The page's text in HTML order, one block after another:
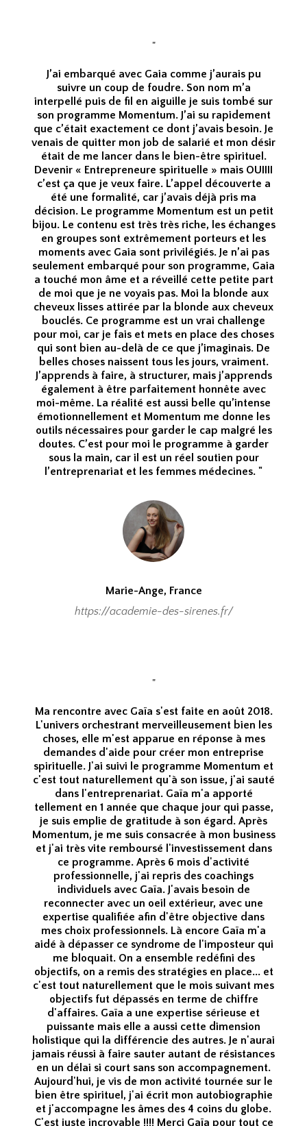
"
J’ai embarqué avec Gaia comme j’aurais pu
suivre un coup de foudre. Son nom m’a
interpellé puis de fil en aiguille je suis tombé sur
son programme Momentum. J’ai su rapidement
que c’était exactement ce dont j’avais besoin. Je
venais de quitter mon job de salarié et mon désir
était de me lancer dans le bien-être spirituel.
Devenir « Entrepreneure spirituelle » mais OUIIII
c’est ça que je veux faire. L’appel découverte a
été une formalité, car j’avais déjà pris ma
décision. Le programme Momentum est un petit
bijou. Le contenu est très très riche, les échanges
en groupes sont extrêmement porteurs et les
moments avec Gaia sont privilégiés. Je n’ai pas
seulement embarqué pour son programme, Gaia
a touché mon âme et a réveillé cette petite part
de moi que je ne voyais pas. Moi la blonde aux
cheveux lisses attirée par la blonde aux cheveux
bouclés. Ce programme est un vrai challenge
pour moi, car je fais et mets en place des choses
qui sont bien au-delà de ce que j’imaginais. De
belles choses naissent tous les jours, vraiment.
J’apprends à faire, à structurer, mais j’apprends
également à être parfaitement honnête avec
moi-même. La réalité est aussi belle qu’intense
émotionnellement et Momentum me donne les
outils nécessaires pour garder le cap malgré les
doutes. C’est pour moi le programme à garder
sous la main, car il est un réel soutien pour
l’entreprenariat et les femmes médecines. "
Marie-Ange, France
https://academie-des-sirenes.fr/
"
Ma rencontre avec Gaïa s'est faite en août 2018.
L'univers orchestrant merveilleusement bien les
choses, elle m'est apparue en réponse à mes
demandes d'aide pour créer mon entreprise
spirituelle. J'ai suivi le programme Momentum et
c'est tout naturellement qu'à son issue, j'ai sauté
dans l'entreprenariat. Gaïa m'a apporté
tellement en 1 année que chaque jour qui passe,
je suis emplie de gratitude à son égard. Après
Momentum, je me suis consacrée à mon business
et j'ai très vite remboursé l'investissement dans
ce programme. Après 6 mois d'activité
professionnelle, j'ai repris des coachings
individuels avec Gaïa. J'avais besoin de
reconnecter avec un oeil extérieur, avec une
expertise qualifiée afin d'être objective dans
mes choix professionnels. Là encore Gaïa m'a
aidé à dépasser ce syndrome de l'imposteur qui
me bloquait. On a ensemble redéfini des
objectifs, on a remis des stratégies en place... et
c'est tout naturellement que le mois suivant mes
objectifs fut dépassés en terme de chiffre
d'affaires. Gaïa a une expertise sérieuse et
puissante mais elle a aussi cette dimension
holistique qui la différencie des autres. Je n'aurai
jamais réussi à faire sauter autant de résistances
en un délai si court sans son accompagnement.
Aujourd'hui, je vis de mon activité tournée sur le
bien être spirituel, j'ai écrit mon autobiographie
et j'accompagne les âmes des 4 coins du globe.
C'est juste incroyable !!!! Merci Gaïa pour tout ce